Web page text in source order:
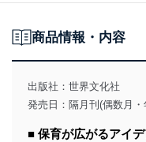
商品情報・内容
出版社： 世界文化社
発売日：隔月刊(偶数月・
■ 保育が広がるアイ